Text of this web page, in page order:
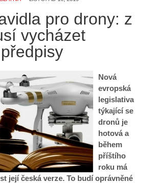
pro drony: z
vycházet
Nová
evropská
legislativa
týkající se
dronů je
hotová a
během
příštího
roku má
její česká verze. To budí oprávněné